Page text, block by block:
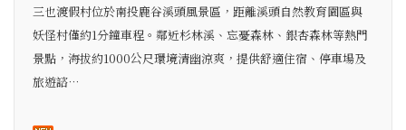
三也渡假村位於南投鹿谷溪頭風景區，距離溪頭自然教育園區與
妖怪村僅約1分鐘車程。鄰近杉林溪、忘憂森林、銀杏森林等熱門
景點，海拔約1000公尺環境清幽涼爽，提供舒適住宿、停車場及
旅遊諮…